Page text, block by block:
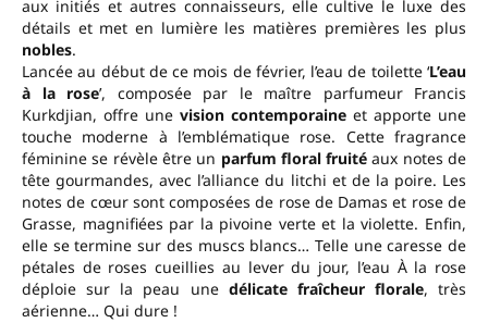
aux initiés et autres connaisseurs, elle cultive le luxe des
détails et met en lumière les matières premières les plus
nobles.
Lancée au début de ce mois de février, l’eau de toilette ‘L’eau
à la rose’, composée par le maître parfumeur Francis
Kurkdjian, offre une vision contemporaine et apporte une
touche moderne à l’emblématique rose. Cette fragrance
féminine se révèle être un parfum floral fruitéaux notes de
tête gourmandes, avec l’alliance du litchi et de la poire. Les
notes de cœur sont composées de rose de Damas et rose de
Grasse, magnifiées par la pivoine verte et la violette. Enfin,
elle se termine sur des muscs blancs… Telle une caresse de
pétales de roses cueillies au lever du jour, l’eau À la rose
déploie sur la peau une délicate fraîcheur florale, très
aérienne… Qui dure !